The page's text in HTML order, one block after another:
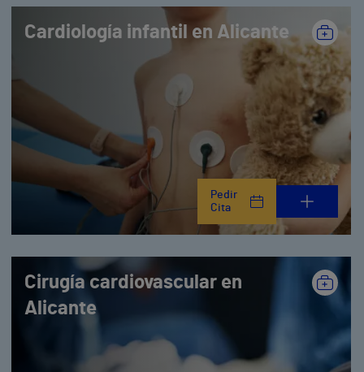
Cardiología infantil en Alicante
Pedir
Cita
Cirugía cardiovascular en
Alicante